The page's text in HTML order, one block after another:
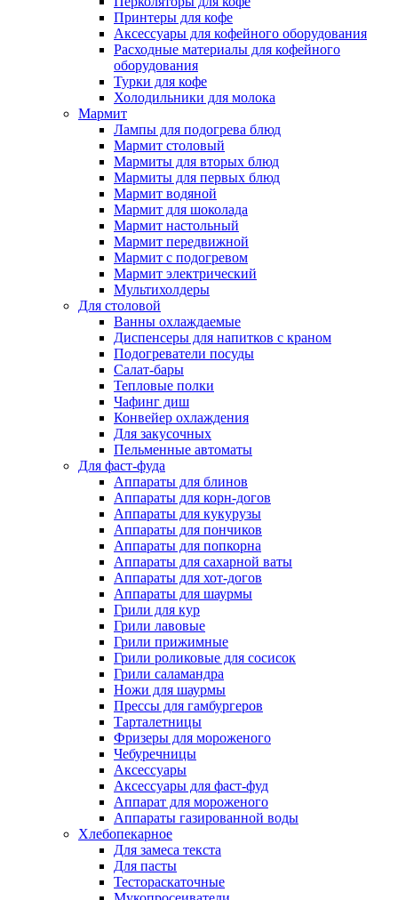
Принтеры для кофе
Аксессуары для кофейного оборудования
Расходные материалы для кофейного
оборудования
Турки для кофе
Холодильники для молока
Мармит
Лампы для подогрева блюд
Мармит столовый
Мармиты для вторых блюд
Мармиты для первых блюд
Мармит водяной
Мармит для шоколада
Мармит настольный
Мармит передвижной
Мармит с подогревом
Мармит электрический
Мультихолдеры
Для столовой
Ванны охлаждаемые
Диспенсеры для напитков с краном
Подогреватели посуды
Салат-бары
Тепловые полки
Чафинг диш
Конвейер охлаждения
Для закусочных
Пельменные автоматы
Для фаст-фуда
Аппараты для блинов
Аппараты для корн-догов
Аппараты для кукурузы
Аппараты для пончиков
Аппараты для попкорна
Аппараты для сахарной ваты
Аппараты для хот-догов
Аппараты для шаурмы
Грили для кур
Грили лавовые
Грили прижимные
Грили роликовые для сосисок
Грили саламандра
Ножи для шаурмы
Прессы для гамбургеров
Тарталетницы
Фризеры для мороженого
Чебуречницы
Аксессуары
Аксессуары для фаст-фуд
Аппарат для мороженого
Аппараты газированной воды
Хлебопекарное
Для замеса текста
Для пасты
Тестораскаточные